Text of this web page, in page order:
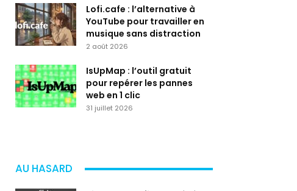
Lofi.cafe : l’alternative à
YouTube pour travailler en
musique sans distraction
2 août 2026
IsUpMap : l’outil gratuit
pour repérer les pannes
web en 1 clic
31 juillet 2026
AU HASARD